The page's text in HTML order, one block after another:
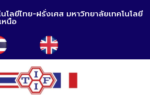
โลยีไทย-ฝรั่งเศส มหาวิทยาลัยเทคโนโลยี
หนือ